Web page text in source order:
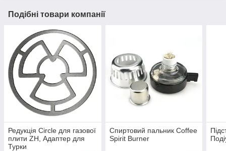
Подібні товари компанії
Редукція Circle для газової
плити ZH, Адаптер для
Турки
Спиртовий пальник Coffee
Spirit Burner